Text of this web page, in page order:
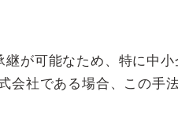
が可能なため、特に中
会社である場合、この手